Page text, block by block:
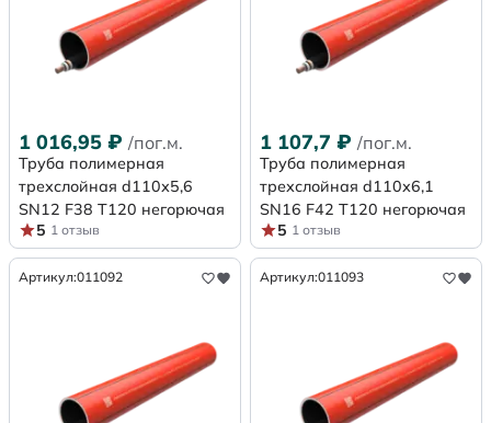
1 016,95 ₽ /пог.м.
Труба полимерная
трехслойная d110х5,6
SN12 F38 Т120 негорючая
5 1 отзыв
1 107,7 ₽ /пог.м.
Труба полимерная
трехслойная d110х6,1
SN16 F42 Т120 негорючая
5 1 отзыв
Артикул:011092 Артикул:011093